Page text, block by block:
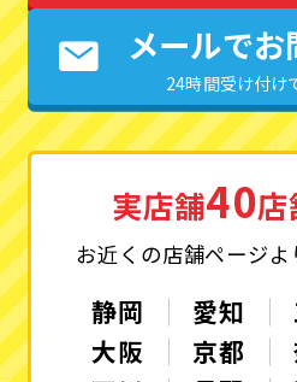
メールでお
24時間受け付け
実店舗40
お近くの店舗ページ
静岡 愛知
大阪
京都